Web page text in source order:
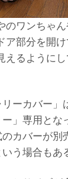
のワンちゃ
ア部分を開
えるようにし
ーカバー」
ー」専用とな
カバーが別
う場合もあ